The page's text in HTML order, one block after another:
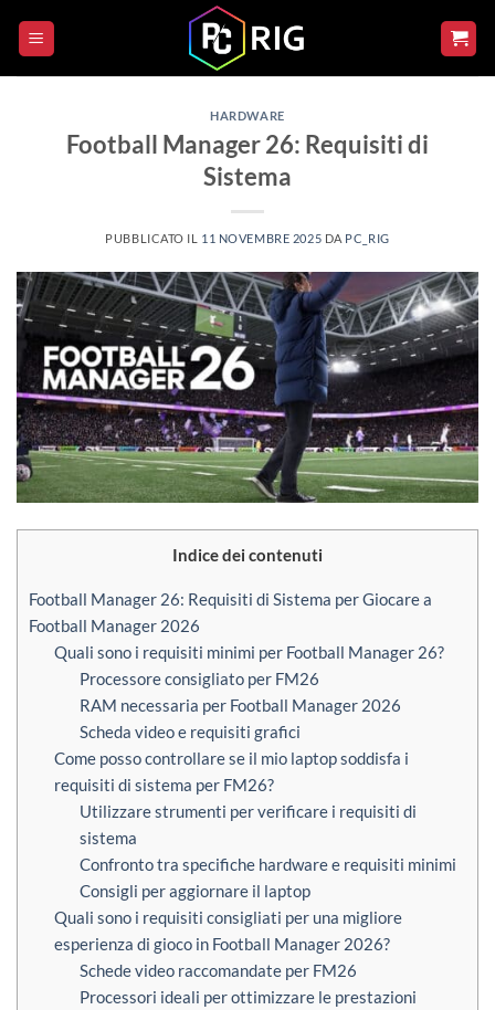
HARDWARE
Football Manager 26: Requisiti di
Sistema
PUBBLICATO IL 11 NOVEMBRE 2025 DA PC_RIG
Indice dei contenuti
Football Manager 26: Requisiti di Sistema per Giocare a
Football Manager 2026
Quali sono i requisiti minimi per Football Manager 26?
Processore consigliato per FM26
RAM necessaria per Football Manager 2026
Scheda video e requisiti grafici
Come posso controllare se il mio laptop soddisfa i
requisiti di sistema per FM26?
Utilizzare strumenti per verificare i requisiti di
sistema
Confronto tra specifiche hardware e requisiti minimi
Consigli per aggiornare il laptop
Quali sono i requisiti consigliati per una migliore
esperienza di gioco in Football Manager 2026?
Schede video raccomandate per FM26
Processori ideali per ottimizzare le prestazioni